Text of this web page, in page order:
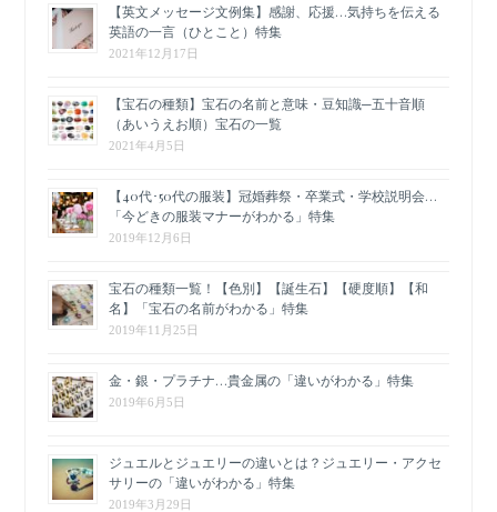
【英文メッセージ文例集】感謝、応援…気持ちを伝える
英語の一言（ひとこと）特集
2021年12月17日
【宝石の種類】宝石の名前と意味・豆知識─五十音順
（あいうえお順）宝石の一覧
2021年4月5日
【40代･50代の服装】冠婚葬祭・卒業式・学校説明会…
「今どきの服装マナーがわかる」特集
2019年12月6日
宝石の種類一覧！【色別】【誕生石】【硬度順】【和
名】「宝石の名前がわかる」特集
2019年11月25日
金・銀・プラチナ…貴金属の「違いがわかる」特集
2019年6月5日
ジュエルとジュエリーの違いとは？ジュエリー・アクセ
サリーの「違いがわかる」特集
2019年3月29日